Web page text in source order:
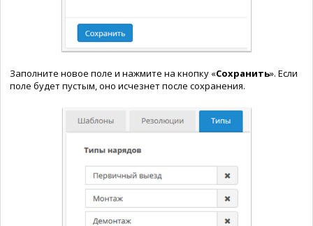
Заполните новое поле и нажмите на кнопку «Сохранить». Если
поле будет пустым, оно исчезнет после сохранения.